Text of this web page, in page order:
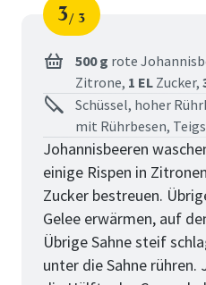
Schritt
3
von
3
500 g rote
Zitrone, 1 EL Zucker,
Schüssel, hoher
mit Rührbesen,
Johannisbeeren
einige Rispen in
Zucker bestreuen.
Gelee erwärmen, auf
Übrige Sahne steif
unter die Sahne rühren.